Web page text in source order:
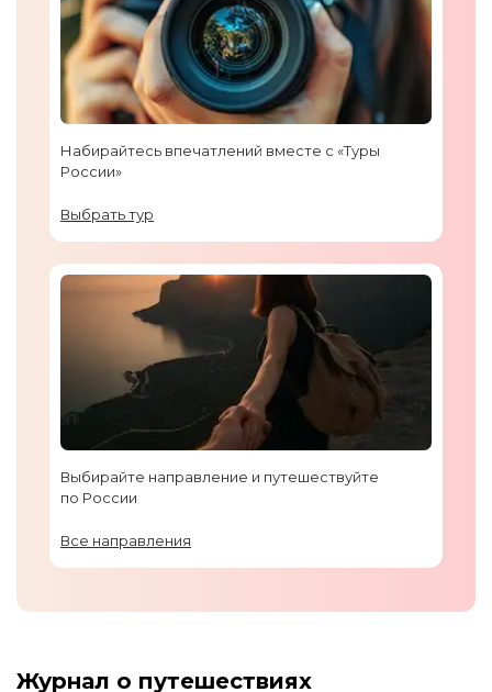
Набирайтесь впечатлений вместе с «Туры
России»
Выбрать тур
Выбирайте направление и путешествуйте
по России
Все направления
Журнал о путешествиях